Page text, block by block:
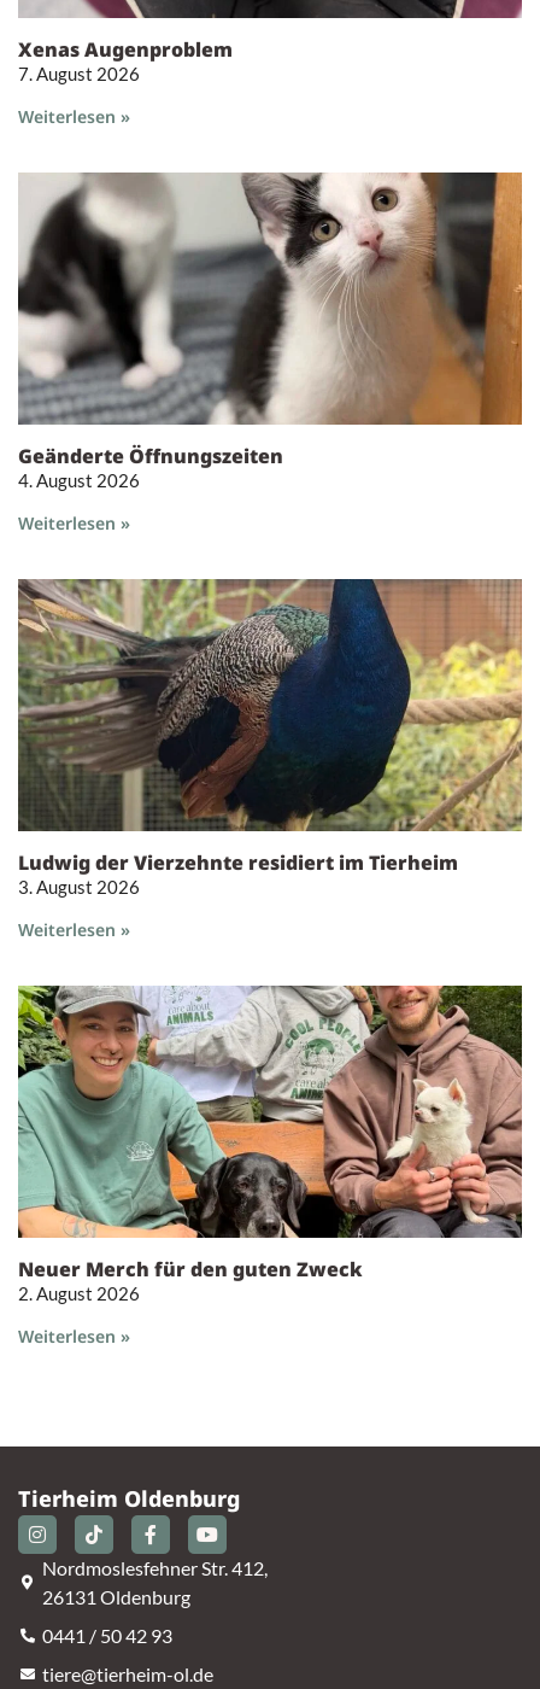
Xenas Augenproblem
7. August 2026
Weiterlesen »
Geänderte Öffnungszeiten
4. August 2026
Weiterlesen »
Ludwig der Vierzehnte residiert im Tierheim
3. August 2026
Weiterlesen »
Neuer Merch für den guten Zweck
2. August 2026
Weiterlesen »
Tierheim Oldenburg
Nordmoslesfehner Str. 412,
26131 Oldenburg
0441 / 50 42 93
tiere@tierheim-ol.de